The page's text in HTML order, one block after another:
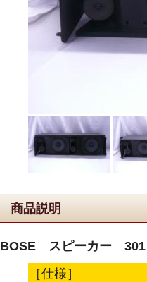
商品説明
BOSE スピーカー 301
［仕様］